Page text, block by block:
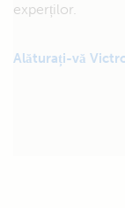
experților.
Alăturați-vă